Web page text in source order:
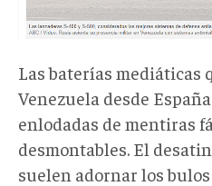
Las baterías mediáticas
Venezuela desde
enlodadas de mentiras
desmontables. El
suelen adornar los